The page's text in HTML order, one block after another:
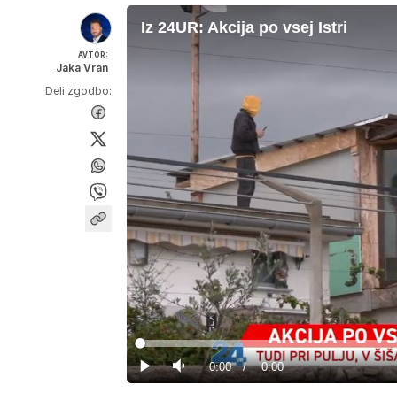
AVTOR:
Jaka Vran
Deli zgodbo:
Iz 24UR: Akcija po vsej Istri
Predvajaj
Tiho Current
0:00 / Duration
0:00
Loaded:
0%